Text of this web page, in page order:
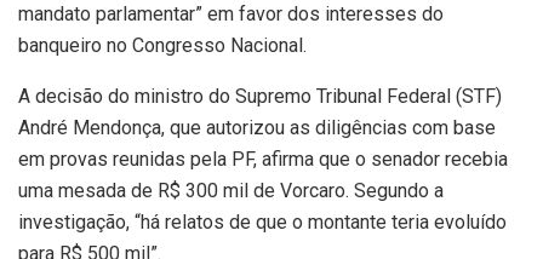
mandato parlamentar” em favor dos interesses do
banqueiro no Congresso Nacional.
A decisão do ministro do Supremo Tribunal Federal (STF)
André Mendonça, que autorizou as diligências com base
em provas reunidas pela PF, afirma que o senador recebia
uma mesada de R$ 300 mil de Vorcaro. Segundo a
investigação, “há relatos de que o montante teria evoluído
para R$ 500 mil”.